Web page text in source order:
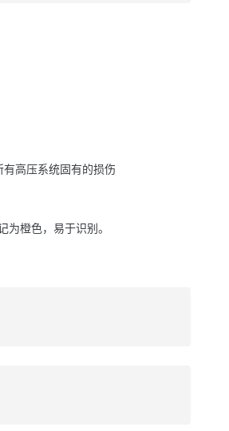
高压系统固有的损伤
橙色，易于识别。